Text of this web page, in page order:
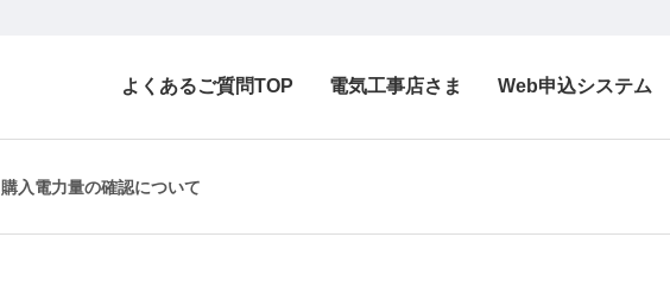
よくあるご質問TOP 電気工事店さま Web申込システム
購入電力量の確認について